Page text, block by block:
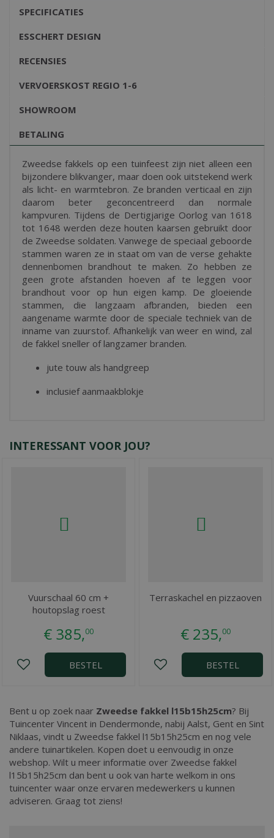
SPECIFICATIES
ESSCHERT DESIGN
RECENSIES
VERVOERSKOST REGIO 1-6
SHOWROOM
BETALING
Zweedse fakkels op een tuinfeest zijn niet alleen een
bijzondere blikvanger, maar doen ook uitstekend werk
als licht- en warmtebron. Ze branden verticaal en zijn
daarom beter geconcentreerd dan normale
kampvuren. Tijdens de Dertigjarige Oorlog van 1618
tot 1648 werden deze houten kaarsen gebruikt door
de Zweedse soldaten. Vanwege de speciaal geboorde
stammen waren ze in staat om van de verse gehakte
dennenbomen brandhout te maken. Zo hebben ze
geen grote afstanden hoeven af te leggen voor
brandhout voor op hun eigen kamp. De gloeiende
stammen, die langzaam afbranden, bieden een
aangename warmte door de speciale techniek van de
inname van zuurstof. Afhankelijk van weer en wind, zal
de fakkel sneller of langzamer branden.
jute touw als handgreep
inclusief aanmaakblokje
INTERESSANT VOOR JOU?
Vuurschaal 60 cm +
houtopslag roest
€ 385,00
BESTEL
Terraskachel en pizzaoven
€ 235,00
BESTEL
Bent u op zoek naar Zweedse fakkel l15b15h25cm? Bij
Tuincenter Vincent in Dendermonde, nabij Aalst, Gent en Sint
Niklaas, vindt u Zweedse fakkel l15b15h25cm en nog vele
andere tuinartikelen. Kopen doet u eenvoudig in onze
webshop. Wilt u meer informatie over Zweedse fakkel
l15b15h25cm dan bent u ook van harte welkom in ons
tuincenter waar onze ervaren medewerkers u kunnen
adviseren. Graag tot ziens!